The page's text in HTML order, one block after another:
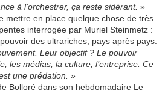
à l’orchestrer, ça reste sidérant. »
mettre en place quelque chose de très
interrogée par Muriel Steinmetz :
des ultrariches, pays après pays.
Leur objectif ? Le pouvoir
les médias, la culture, l’entreprise. Ce
une prédation. »
Bolloré dans son hebdomadaire Le